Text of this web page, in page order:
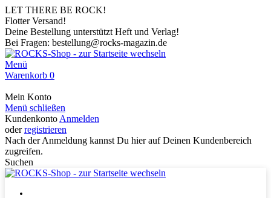
LET THERE BE ROCK!
Flotter Versand!
Deine Bestellung unterstützt Heft und Verlag!
Bei Fragen: bestellung@rocks-magazin.de
Menü
Warenkorb 0
Mein Konto
Menü schließen
Kundenkonto Anmelden
oderregistrieren
Nach der Anmeldung kannst Du hier auf Deinen Kundenbereich
zugreifen.
Suchen